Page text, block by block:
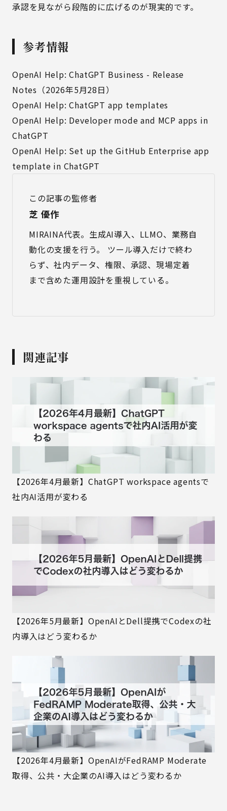
承認を見ながら段階的に広げるのが現実的です。
参考情報
OpenAI Help: ChatGPT Business - Release
Notes（2026年5月28日）
OpenAI Help: ChatGPT app templates
OpenAI Help: Developer mode and MCP apps in
ChatGPT
OpenAI Help: Set up the GitHub Enterprise app
template in ChatGPT
この記事の監修者
芝 優作
MIRAINA代表。生成AI導入、LLMO、業務自
動化の支援を行う。 ツール導入だけで終わ
らず、社内データ、権限、承認、現場定着
まで含めた運用設計を重視している。
関連記事
【2026年4月最新】ChatGPT workspace agentsで
社内AI活用が変わる
【2026年5月最新】OpenAIとDell提携でCodexの社
内導入はどう変わるか
【2026年4月最新】OpenAIがFedRAMP Moderate
取得、公共・大企業のAI導入はどう変わるか